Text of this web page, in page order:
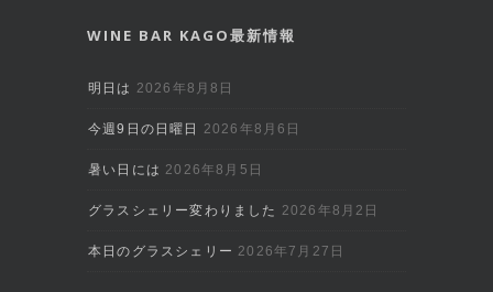
WINE BAR KAGO最新情報
明日は 2026年8月8日
今週9日の日曜日 2026年8月6日
暑い日には 2026年8月5日
グラスシェリー変わりました 2026年8月2日
本日のグラスシェリー 2026年7月27日